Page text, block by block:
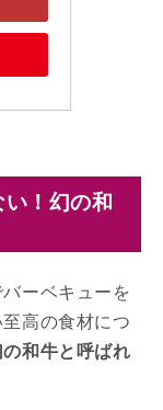
！幻の和
ーベキューを
高の食材につ
の和牛と呼ばれ